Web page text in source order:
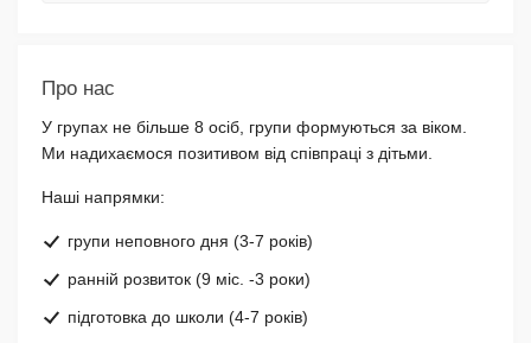
Про нас
У групах не більше 8 осіб, групи формуються за віком.
Ми надихаємося позитивом від співпраці з дітьми.
Наші напрямки:
групи неповного дня (3-7 років)
ранній розвиток (9 міс. -3 роки)
підготовка до школи (4-7 років)